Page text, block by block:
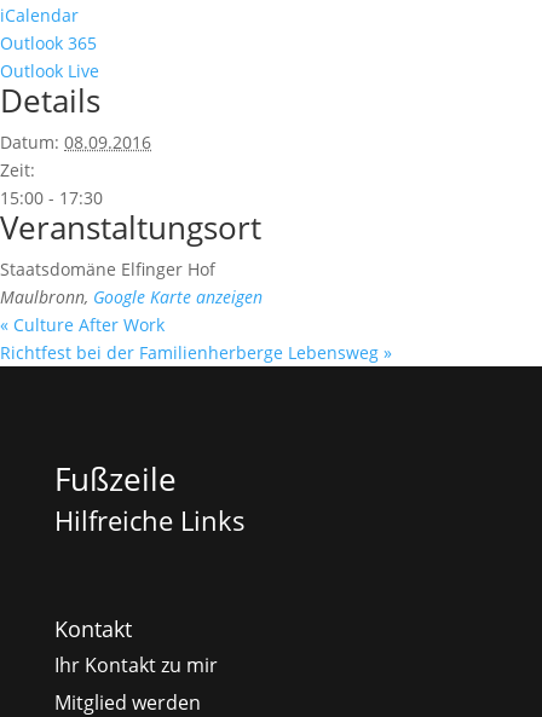
iCalendar
Outlook 365
Outlook Live
Details
Datum: 08.09.2016
Zeit:
15:00 - 17:30
Veranstaltungsort
Staatsdomäne Elfinger Hof
Maulbronn, Google Karte anzeigen
« Culture After Work
Richtfest bei der Familienherberge Lebensweg »
Fußzeile
Hilfreiche Links
Kontakt
Ihr Kontakt zu mir
Mitglied werden